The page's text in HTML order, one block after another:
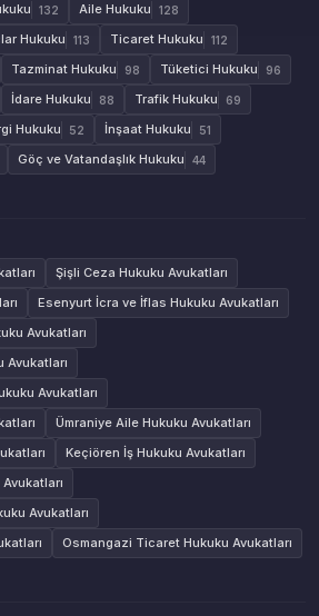
132 Aile Hukuku 128
Hukuku 113 Ticaret Hukuku 112
Tazminat Hukuku 98 Tüketici Hukuku 96
İdare Hukuku 88 Trafik Hukuku 69
Hukuku 52 İnşaat Hukuku 51
Göç ve Vatandaşlık Hukuku 44
Şişli Ceza Hukuku Avukatları
Esenyurt İcra ve İflas Hukuku Avukatları
Avukatları
Avukatları
Avukatları
Ümraniye Aile Hukuku Avukatları
Keçiören İş Hukuku Avukatları
Avukatları
Osmangazi Ticaret Hukuku Avukatları